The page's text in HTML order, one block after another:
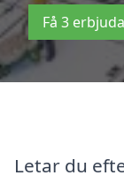
Få 3
Letar du